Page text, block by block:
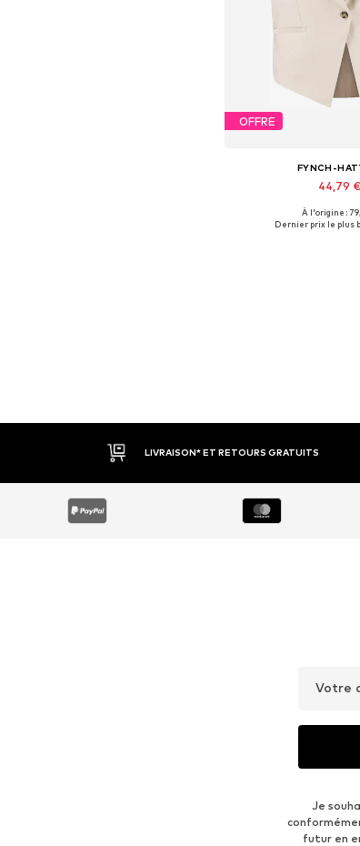
OFFRE
FYNCH-
44,79 €
Tailles
À l'origine :
Dernier prix le plus
LIVRAISON* ET RETOURS GRATUITS
Votre
Je
futur en